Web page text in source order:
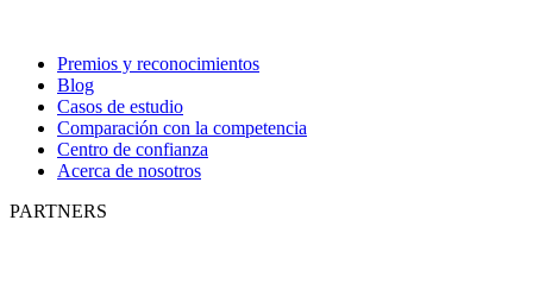
Premios y reconocimientos
Blog
Casos de estudio
Comparación con la competencia
Centro de confianza
Acerca de nosotros
PARTNERS